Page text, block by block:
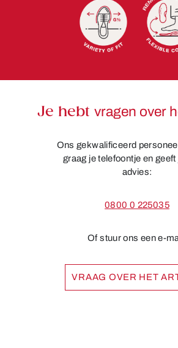
Je hebt vragen over
Ons gekwalificeerd
graag je telefoontje en geeft
advies:
0800 0 225035
Of stuur ons een e-
VRAAG OVER HET